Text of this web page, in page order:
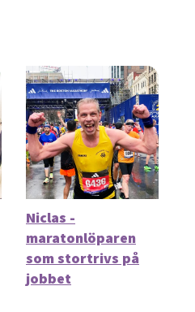
Niclas -
maratonlöparen
som stortrivs på
jobbet